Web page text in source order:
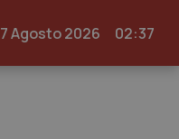
7 Agosto 2026 02:37